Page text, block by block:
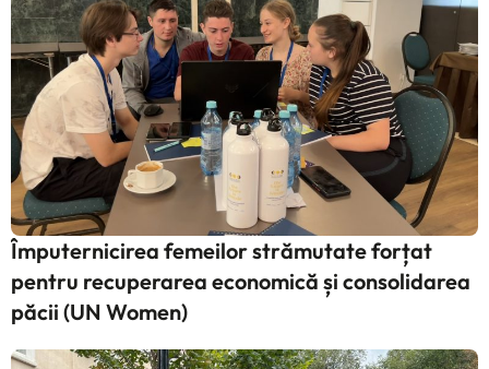
Împuternicirea femeilor strămutate forțat
pentru recuperarea economică și consolidarea
păcii (UN Women)